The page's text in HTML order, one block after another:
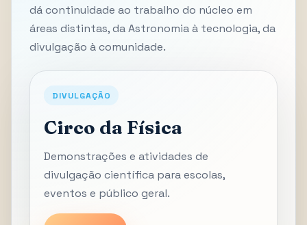
dá continuidade ao trabalho do núcleo em
áreas distintas, da Astronomia à tecnologia, da
divulgação à comunidade.
DIVULGAÇÃO
Circo da Física
Demonstrações e atividades de
divulgação científica para escolas,
eventos e público geral.